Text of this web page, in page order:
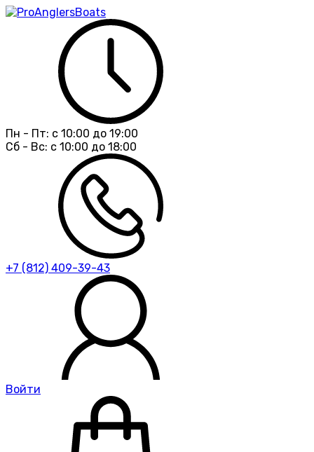
Пн - Пт: с 10:00 до 19:00
Сб - Вс: с 10:00 до 18:00
+7 (812) 409-39-43
Войти